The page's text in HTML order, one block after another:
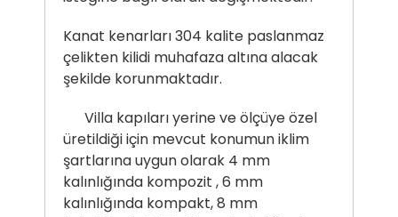
Kanat kenarları 304 kalite paslanmaz
çelikten kilidi muhafaza altına alacak
şekilde korunmaktadır.
Villa kapıları yerine ve ölçüye özel
üretildiği için mevcut konumun iklim
şartlarına uygun olarak 4 mm
kalınlığında kompozit , 6 mm
kalınlığında kompakt, 8 mm